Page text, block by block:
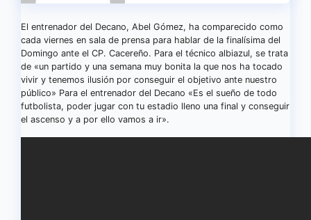
El entrenador del Decano, Abel Gómez, ha comparecido como
cada viernes en sala de prensa para hablar de la finalísima del
Domingo ante el CP. Cacereño. Para el técnico albiazul, se trata
de «un partido y una semana muy bonita la que nos ha tocado
vivir y tenemos ilusión por conseguir el objetivo ante nuestro
público» Para el entrenador del Decano «Es el sueño de todo
futbolista, poder jugar con tu estadio lleno una final y conseguir
el ascenso y a por ello vamos a ir».